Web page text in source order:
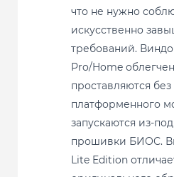
что не нужно
искусственно
требований.
Pro/Home
проставляются
платформенного
запускаются из-
прошивки БИОС.
Lite Edition